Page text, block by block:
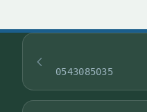
0543085035